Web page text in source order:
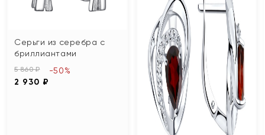
Серьги из серебра с
бриллиантами
5 860 ₽
2 930 ₽
-50%